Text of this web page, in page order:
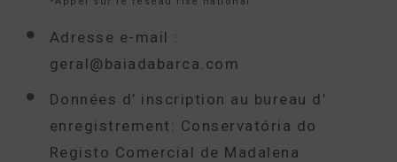
Adresse e-mail :
geral@baiadabarca.com
Données d’ inscription au bureau d’
enregistrement: Conservatória do
Registo Comercial de Madalena